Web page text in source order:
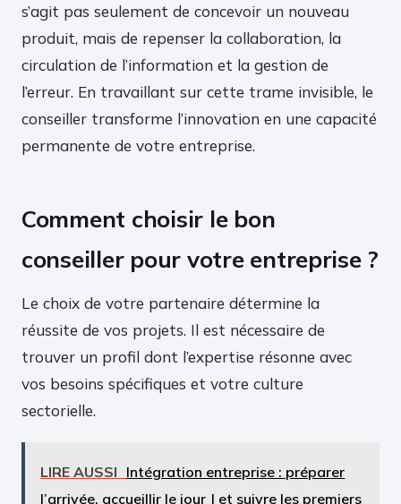
s’agit pas seulement de concevoir un nouveau
produit, mais de repenser la collaboration, la
circulation de l’information et la gestion de
l’erreur. En travaillant sur cette trame invisible, le
conseiller transforme l’innovation en une capacité
permanente de votre entreprise.
Comment choisir le bon
conseiller pour votre entreprise ?
Le choix de votre partenaire détermine la
réussite de vos projets. Il est nécessaire de
trouver un profil dont l’expertise résonne avec
vos besoins spécifiques et votre culture
sectorielle.
LIRE AUSSI Intégration entreprise : préparer
l’arrivée, accueillir le jour J et suivre les premiers